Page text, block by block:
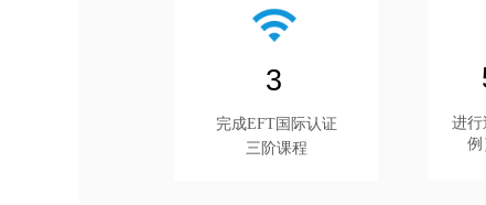
进行
例
3
完成EFT国际认证
三阶课程